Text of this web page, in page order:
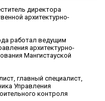
директора
архитектурно-
работал ведущим
архитектурно-
Мангистауской
главный специалист,
Управления
контроля